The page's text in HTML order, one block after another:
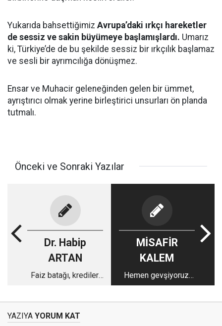
Yukarıda bahsettiğimiz Avrupa’daki ırkçı hareketler
de sessiz ve sakin büyümeye başlamışlardı. Umarız
ki, Türkiye’de de bu şekilde sessiz bir ırkçılık başlamaz
ve sesli bir ayrımcılığa dönüşmez.
Ensar ve Muhacir geleneğinden gelen bir ümmet,
ayrıştırıcı olmak yerine birleştirici unsurları ön planda
tutmalı.
Önceki ve Sonraki Yazılar
Dr. Habip
ARTAN
Faiz batağı, krediler,
MİSAFİR
KALEM
Hemen gevşiyoruz,
kaçağa düştük mü
YAZIYA YORUM KAT